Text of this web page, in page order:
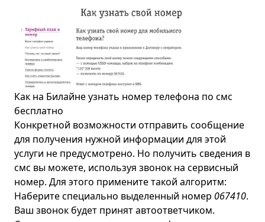
Как на Билайне узнать номер телефона по смс
бесплатно
Конкретной возможности отправить сообщение
для получения нужной информации для этой
услуги не предусмотрено. Но получить сведения в
смс вы можете, используя звонок на сервисный
номер. Для этого примените такой алгоритм:
Наберите специально выделенный номер 067410.
Ваш звонок будет принят автоответчиком.